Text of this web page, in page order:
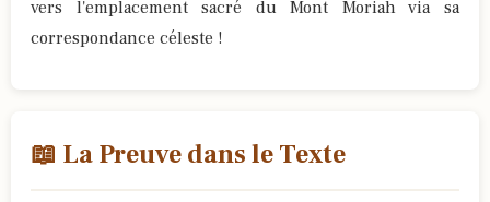
vers l'emplacement sacré du Mont Moriah via sa
correspondance céleste !
📖 La Preuve dans le Texte